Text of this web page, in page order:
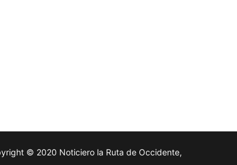
© 2020 Noticiero la Ruta de Occidente,